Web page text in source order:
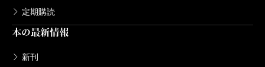
定期購読
本の最新情報
新刊